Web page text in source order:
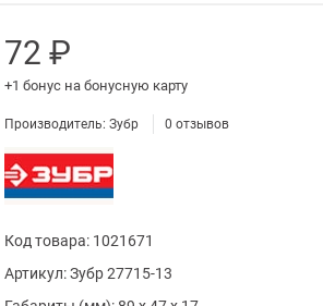
72 ₽
+1 бонус на бонусную карту
Производитель:Зубр 0отзывов
Код товара: 1021671
Артикул: Зубр 27715-13